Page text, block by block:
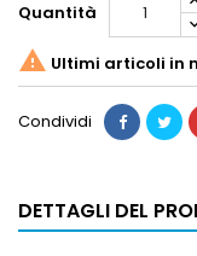
Quantità
 Ultimi articoli in
Condividi
DETTAGLI DEL